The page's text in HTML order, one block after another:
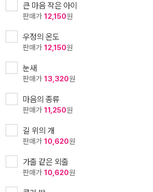
큰 마음 작은 아이
판매가 12,150원
우정의 온도
판매가 12,150원
눈새
판매가 13,320원
마음의 종류
판매가 11,250원
길 위의 개
판매가 10,620원
가출 같은 외출
판매가 10,620원